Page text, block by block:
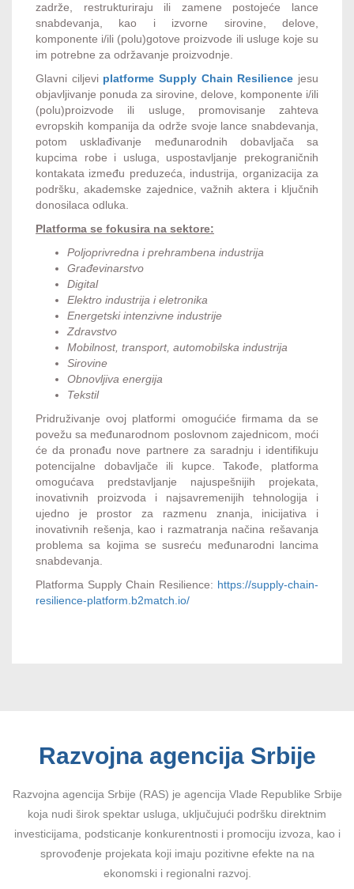
zadrže, restrukturiraju ili zamene postojeće lance
snabdevanja, kao i izvorne sirovine, delove,
komponente i/ili (polu)gotove proizvode ili usluge koje su
im potrebne za održavanje proizvodnje.
Glavni ciljevi platforme Supply Chain Resilience jesu
objavljivanje ponuda za sirovine, delove, komponente i/ili
(polu)proizvode ili usluge, promovisanje zahteva
evropskih kompanija da održe svoje lance snabdevanja,
potom usklađivanje međunarodnih dobavljača sa
kupcima robe i usluga, uspostavljanje prekograničnih
kontakata između preduzeća, industrija, organizacija za
podršku, akademske zajednice, važnih aktera i ključnih
donosilaca odluka.
Platforma se fokusira na sektore:
Poljoprivredna i prehrambena industrija
Građevinarstvo
Digital
Elektro industrija i eletronika
Energetski intenzivne industrije
Zdravstvo
Mobilnost, transport, automobilska industrija
Sirovine
Obnovljiva energija
Tekstil
Pridruživanje ovoj platformi omogućiće firmama da se
povežu sa međunarodnom poslovnom zajednicom, moći
će da pronađu nove partnere za saradnju i identifikuju
potencijalne dobavljače ili kupce. Takođe, platforma
omogućava predstavljanje najuspešnijih projekata,
inovativnih proizvoda i najsavremenijih tehnologija i
ujedno je prostor za razmenu znanja, inicijativa i
inovativnih rešenja, kao i razmatranja načina rešavanja
problema sa kojima se susreću međunarodni lancima
snabdevanja.
Platforma Supply Chain Resilience: https://supply-chain-
resilience-platform.b2match.io/
Razvojna agencija Srbije
Razvojna agencija Srbije (RAS) je agencija Vlade Republike Srbije
koja nudi širok spektar usluga, uključujući podršku direktnim
investicijama, podsticanje konkurentnosti i promociju izvoza, kao i
sprovođenje projekata koji imaju pozitivne efekte na na
ekonomski i regionalni razvoj.